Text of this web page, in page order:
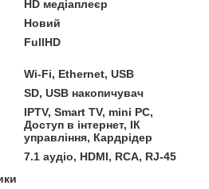
HD медіаплеєр
Новий
FullHD
Wi-Fi, Ethernet, USB
SD, USB накопичувач
IPTV, Smart TV, mini PC,
Доступ в інтернет, ІК
управління, Кардрідер
7.1 аудіо, HDMI, RCA, RJ-45